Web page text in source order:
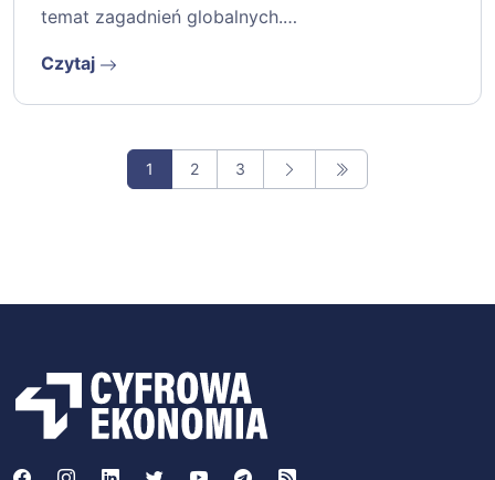
temat zagadnień globalnych.…
Czytaj
1 2 3